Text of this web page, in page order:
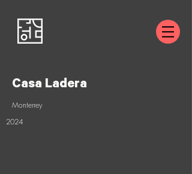
Casa Ladera
Monterrey
2024